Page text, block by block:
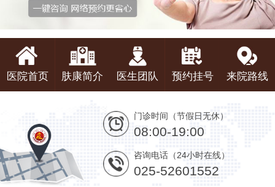
医院首页 肤康简介 医生团队 预约挂号 来院路线
门诊时间（节假日无休）
08:00-19:00
咨询电话（24小时在线）
025-52601552